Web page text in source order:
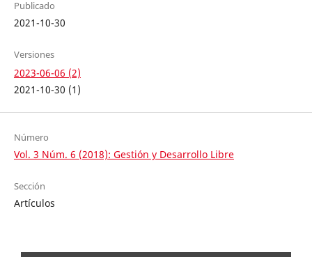
Publicado
2021-10-30
Versiones
2023-06-06 (2)
2021-10-30 (1)
Número
Vol. 3 Núm. 6 (2018): Gestión y Desarrollo Libre
Sección
Artículos